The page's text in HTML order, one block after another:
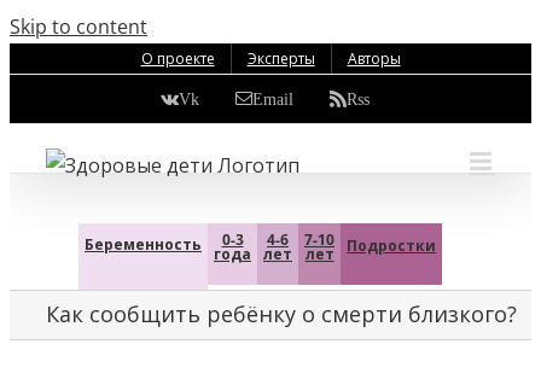
Skip to content
О проекте Эксперты Авторы
Vk Email Rss
Беременность 0-3
года
4-6
лет
7-10
лет Подростки
Как сообщить ребёнку о смерти близкого?